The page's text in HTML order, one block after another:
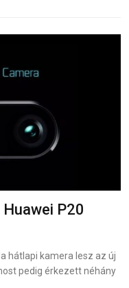
P20
hátlapi kamera lesz az új
pedig érkezett néhány